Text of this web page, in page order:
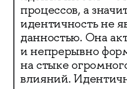
процессов, а
идентичность не
данностью. Она
и непрерывно
на стыке
влияний.